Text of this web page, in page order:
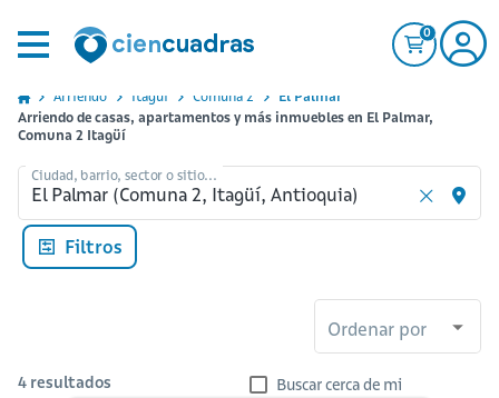
0
Arriendo Itagui Comuna 2
El Palmar
Arriendo de casas, apartamentos y más inmuebles en El Palmar,
Comuna 2 Itagüí
Ciudad, barrio, sector o sitio...
Filtros
Ordenar por
4 resultados Buscar cerca de mi